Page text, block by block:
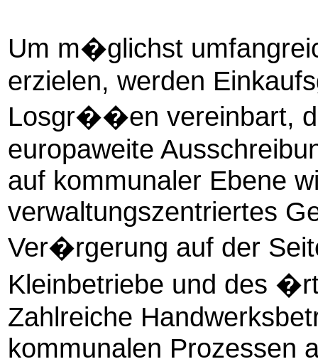
Um m�glichst
erzielen, werden
Losgr��en vereinbart,
europaweite
auf kommunaler Ebene
verwaltungszentriertes
Ver�rgerung auf der
Kleinbetriebe und des
Zahlreiche
kommunalen Prozessen